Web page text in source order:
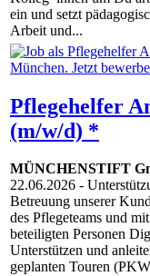
ein und setzt
Arbeit und...
Pflegehelfer
(m/w/d) *
MÜNCHENSTIFT
22.06.2026 -
Betreuung unserer
des Pflegeteams und
beteiligten Personen
Unterstützen und
geplanten Touren